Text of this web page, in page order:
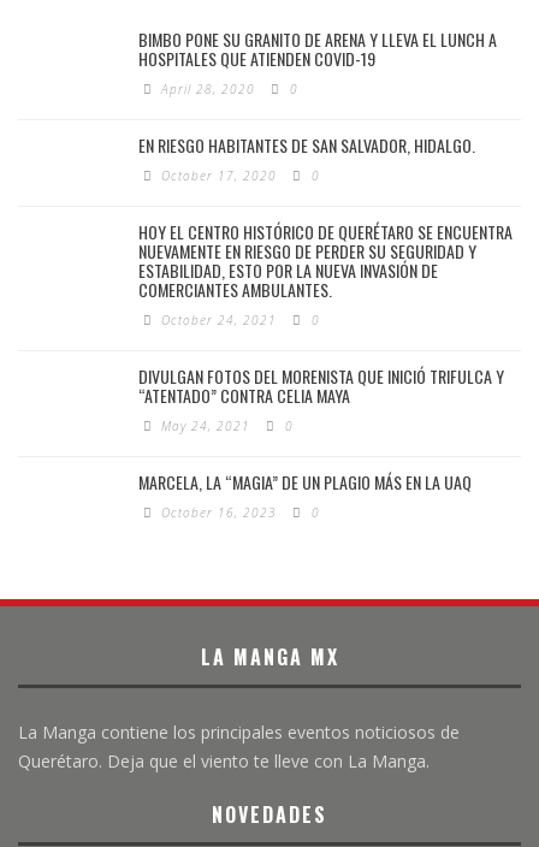
BIMBO PONE SU GRANITO DE ARENA Y LLEVA EL LUNCH A
HOSPITALES QUE ATIENDEN COVID-19
April 28, 2020 0
EN RIESGO HABITANTES DE SAN SALVADOR, HIDALGO.
October 17, 2020 0
HOY EL CENTRO HISTÓRICO DE QUERÉTARO SE ENCUENTRA
NUEVAMENTE EN RIESGO DE PERDER SU SEGURIDAD Y
ESTABILIDAD, ESTO POR LA NUEVA INVASIÓN DE
COMERCIANTES AMBULANTES.
October 24, 2021 0
DIVULGAN FOTOS DEL MORENISTA QUE INICIÓ TRIFULCA Y
“ATENTADO” CONTRA CELIA MAYA
May 24, 2021 0
MARCELA, LA “MAGIA” DE UN PLAGIO MÁS EN LA UAQ
October 16, 2023 0
LA MANGA MX
La Manga contiene los principales eventos noticiosos de
Querétaro. Deja que el viento te lleve con La Manga.
NOVEDADES